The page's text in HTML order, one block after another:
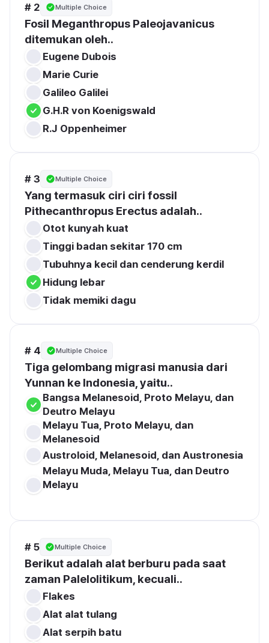
# 2 Multiple Choice
Fosil Meganthropus Paleojavanicus
ditemukan oleh..
Marie Curie
G.H.R von Koenigswald
# 3 Multiple Choice
Yang termasuk ciri ciri fossil
Pithecanthropus Erectus adalah..
Tinggi badan sekitar 170 cm
Tubuhnya kecil dan cenderung kerdil
Hidung lebar
# 4 Multiple Choice
Tiga gelombang migrasi manusia dari
Yunnan ke Indonesia, yaitu..
Bangsa Melanesoid, Proto Melayu, dan
Deutro Melayu
Melayu Tua, Proto Melayu, dan
Melanesoid
Austroloid, Melanesoid, dan Austronesia
Melayu Muda, Melayu Tua, dan Deutro
Melayu
# 5 Multiple Choice
Berikut adalah alat berburu pada saat
zaman Palelolitikum, kecuali..
Flakes
Alat alat tulang
Alat serpih batu